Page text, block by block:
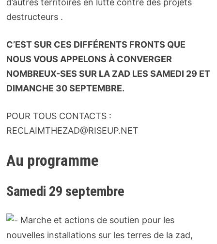
d’autres territoires en lutte contre des projets
destructeurs .
C’EST SUR CES DIFFÉRENTS FRONTS QUE
NOUS VOUS APPELONS À CONVERGER
NOMBREUX-SES SUR LA ZAD LES SAMEDI 29 ET
DIMANCHE 30 SEPTEMBRE.
POUR TOUS CONTACTS :
RECLAIMTHEZAD@RISEUP.NET
Au programme
Samedi 29 septembre
Marche et actions de soutien pour les
nouvelles installations sur les terres de la zad,